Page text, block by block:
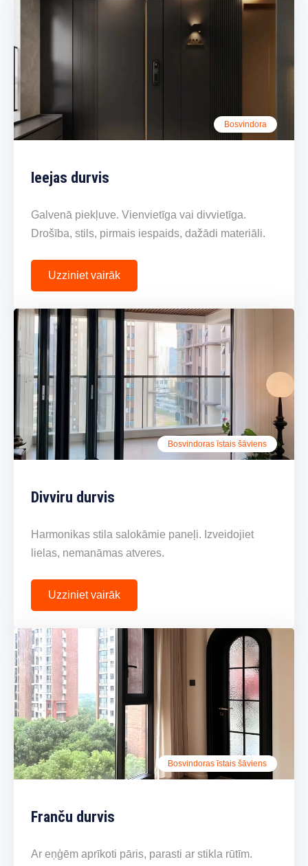
Bosvindora
Ieejas durvis
Galvenā piekļuve. Vienvietīga vai divvietīga.
Drošība, stils, pirmais iespaids, dažādi materiāli.
Uzziniet vairāk
Bosvindoras īstais šāviens
Divviru durvis
Harmonikas stila salokāmie paneļi. Izveidojiet
lielas, nemanāmas atveres.
Uzziniet vairāk
Bosvindoras īstais šāviens
Franču durvis
Ar eņģēm aprīkoti pāris, parasti ar stikla rūtīm.